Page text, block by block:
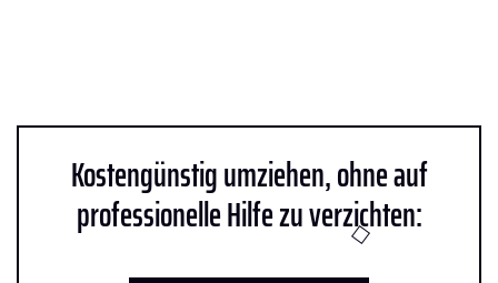
Kostengünstig umziehen, ohne auf
professionelle Hilfe zu verzichten: